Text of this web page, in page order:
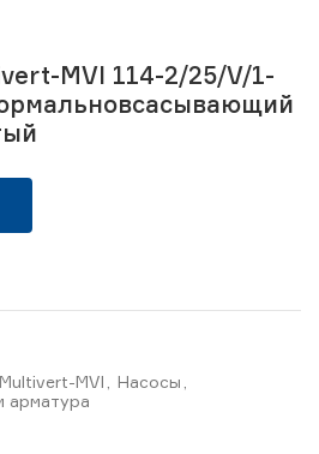
MVI 114-2/25/V/1-
MVI Насосы
арматура